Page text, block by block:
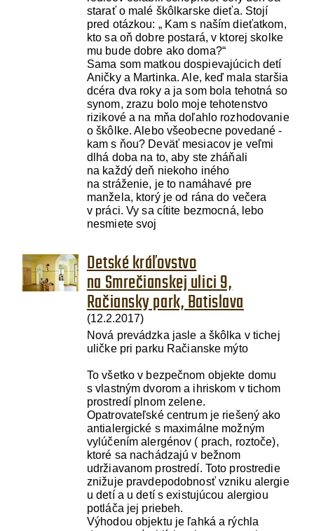
starať o malé škôlkarske dieťa. Stojí
pred otázkou: „ Kam s naším dieťatkom,
kto sa oň dobre postará, v ktorej skolke
mu bude dobre ako doma?“
Sama som matkou dospievajúcich detí
Aničky a Martinka. Ale, keď mala staršia
dcéra dva roky a ja som bola tehotná so
synom, zrazu bolo moje tehotenstvo
rizikové a na mňa doľahlo rozhodovanie
o škôlke. Alebo všeobecne povedané -
kam s ňou? Deväť mesiacov je veľmi
dlhá doba na to, aby ste zháňali
na každý deň niekoho iného
na stráženie, je to namáhavé pre
manžela, ktorý je od rána do večera
v práci. Vy sa cítite bezmocná, lebo
nesmiete svoj
Detské kráľovstvo
na Smrečianskej ulici 9,
Račiansky park, Batislava
(12.2.2017)
Nová prevádzka jasle a škôlka v tichej
uličke pri parku Račianske mýto
To všetko v bezpečnom objekte domu
s vlastným dvorom a ihriskom v tichom
prostredí plnom zelene.
Opatrovateľské centrum je riešený ako
antialergické s maximálne možným
vylúčením alergénov ( prach, roztoče),
ktoré sa nachádzajú v bežnom
udržiavanom prostredí. Toto prostredie
znižuje pravdepodobnosť vzniku alergie
u detí a u detí s existujúcou alergiou
potláča jej priebeh.
Výhodou objektu je ľahká a rýchla